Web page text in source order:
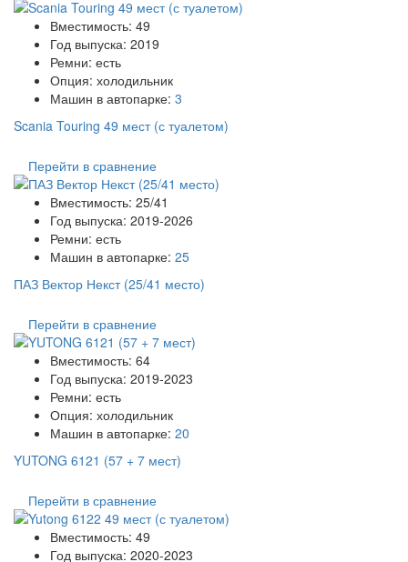
Вместимость: 49
Год выпуска: 2019
Ремни: есть
Опция: холодильник
Машин в автопарке: 3
Scania Touring 49 мест (с туалетом)
Перейти в сравнение
Вместимость: 25/41
Год выпуска: 2019-2026
Ремни: есть
Машин в автопарке: 25
ПАЗ Вектор Некст (25/41 место)
Перейти в сравнение
Вместимость: 64
Год выпуска: 2019-2023
Ремни: есть
Опция: холодильник
Машин в автопарке: 20
YUTONG 6121 (57 + 7 мест)
Перейти в сравнение
Вместимость: 49
Год выпуска: 2020-2023